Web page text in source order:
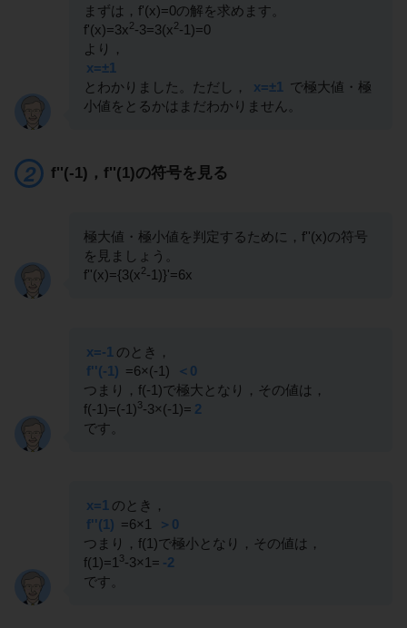
まずは，f'(x)=0の解を求めます。
f'(x)=3x2-3=3(x2-1)=0
より，
x=±1
とわかりました。ただし，
x=±1 で極大値・極
小値をとるかはまだわかりません。
f''(-1)，f''(1)の符号を見る
極大値・極小値を判定するために，f''(x)の符号
を見ましょう。
f''(x)={3(x2-1)}'=6x
x=-1 のとき，
f''(-1) =6×(-1)
＜0
つまり，f(-1)で極大となり，その値は，
f(-1)=(-1)3-3×(-1)= 2
です。
x=1 のとき，
f''(1) =6×1
＞0
つまり，f(1)で極小となり，その値は，
f(1)=1 3-3×1= -2
です。